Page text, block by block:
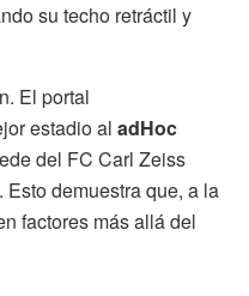
su techo retráctil y
El portal
estadio al adHoc
del FC Carl Zeiss
demuestra que, a la
factores más allá del